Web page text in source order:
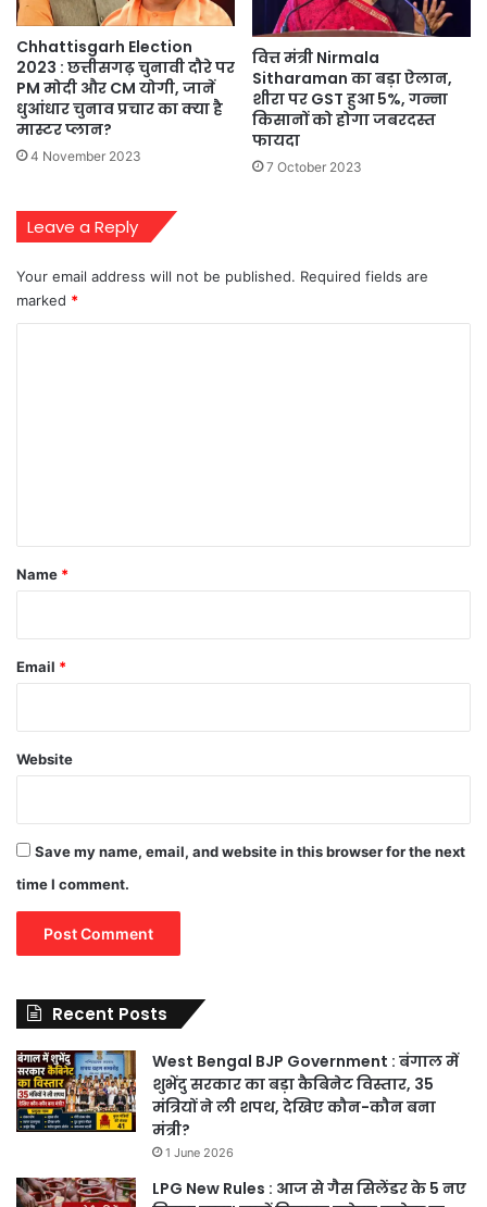
Chhattisgarh Election
2023 : छत्तीसगढ़ चुनावी दौरे पर
PM मोदी और CM योगी, जानें
धुआंधार चुनाव प्रचार का क्या है
मास्टर प्लान?
4 November 2023
वित्त मंत्री Nirmala
Sitharaman का बड़ा ऐलान,
शीरा पर GST हुआ 5%, गन्ना
किसानों को होगा जबरदस्त
फायदा
7 October 2023
Leave a Reply
Your email address will not be published. Required fields are
marked *
*
Name *
Email *
Website
Save my name, email, and website in this browser for the next
time I comment.
Recent Posts
West Bengal BJP Government : बंगाल में
शुभेंदु सरकार का बड़ा कैबिनेट विस्तार, 35
मंत्रियों ने ली शपथ, देखिए कौन-कौन बना
मंत्री?
1 June 2026
LPG New Rules : आज से गैस सिलेंडर के 5 नए